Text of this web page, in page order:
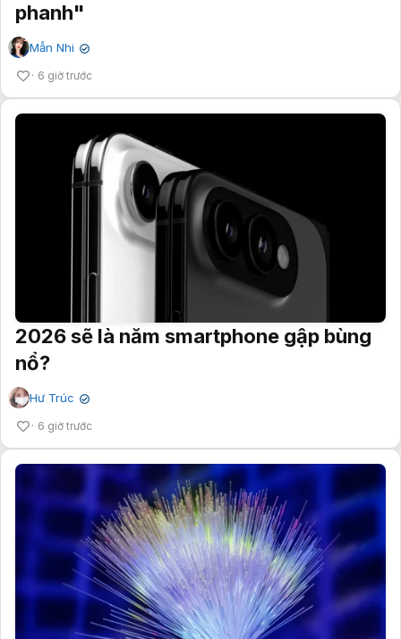
phanh"
Mẫn Nhi ✔
6 giờ trước
2026 sẽ là năm smartphone gập bùng
nổ?
Hư Trúc ✔
6 giờ trước